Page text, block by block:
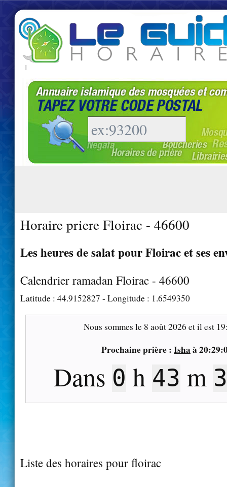
|
Horaire priere Floirac - 46600
Les heures de salat pour Floirac et ses
Calendrier ramadan Floirac - 46600
Latitude : 44.9152827 - Longitude : 1.6549350
Nous sommes le 8 août 2026 et il est
Prochaine prière : Isha à
Dans 0 h 43 m
Liste des horaires pour floirac